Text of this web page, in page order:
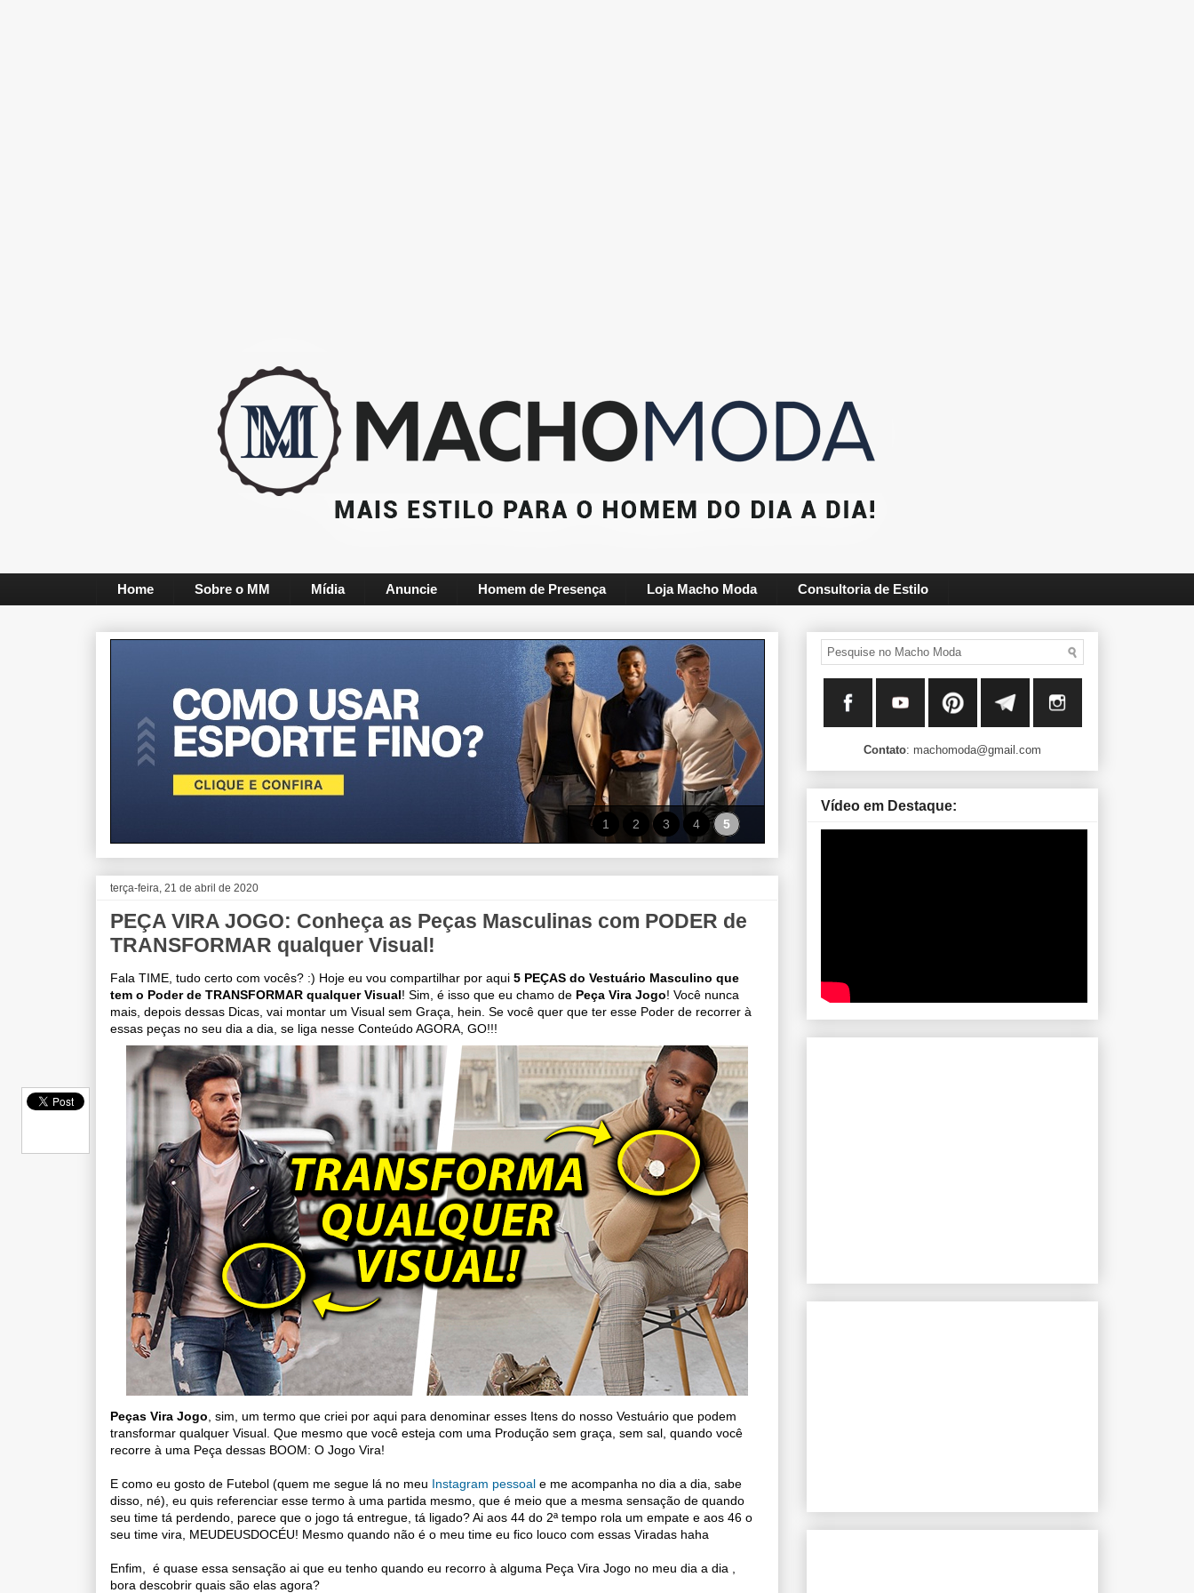
Home Sobre o MM Mídia Anuncie Homem de Presença Loja Macho Moda Consultoria de Estilo
1 2 3 4 5
terça-feira, 21 de abril de 2020
PEÇA VIRA JOGO: Conheça as Peças Masculinas com PODER de
TRANSFORMAR qualquer Visual!
Fala TIME, tudo certo com vocês? :) Hoje eu vou compartilhar por aqui 5 PEÇAS do Vestuário Masculino que
tem o Poder de TRANSFORMAR qualquer Visual! Sim, é isso que eu chamo de Peça Vira Jogo! Você nunca
mais, depois dessas Dicas, vai montar um Visual sem Graça, hein. Se você quer que ter esse Poder de recorrer à
essas peças no seu dia a dia, se liga nesse Conteúdo AGORA, GO!!!
Peças Vira Jogo , sim, um termo que criei por aqui para denominar esses Itens do nosso Vestuário que podem
transformar qualquer Visual. Que mesmo que você esteja com uma Produção sem graça, sem sal, quando você
recorre à uma Peça dessas BOOM: O Jogo Vira!
E como eu gosto de Futebol (quem me segue lá no meu Instagram pessoal e me acompanha no dia a dia, sabe
disso, né), eu quis referenciar esse termo à uma partida mesmo, que é meio que a mesma sensação de quando
seu time tá perdendo, parece que o jogo tá entregue, tá ligado? Ai aos 44 do 2ª tempo rola um empate e aos 46 o
seu time vira, MEUDEUSDOCÉU! Mesmo quando não é o meu time eu fico louco com essas Viradas haha
Enfim, é quase essa sensação ai que eu tenho quando eu recorro à alguma Peça Vira Jogo no meu dia a dia ,
bora descobrir quais são elas agora?
Contato: machomoda@gmail.com
Vídeo em Destaque: